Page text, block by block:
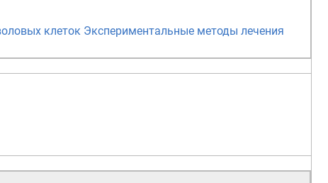
клеток Экспериментальные методы лечения